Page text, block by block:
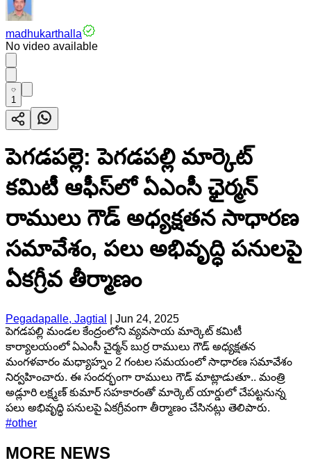
madhukarthalla
No video available
1
పెగడపల్లె: పెగడపల్లి మార్కెట్
కమిటీ ఆఫీస్‌లో ఏఎంసీ ఛైర్మన్
రాములు గౌడ్ అధ్యక్షతన సాధారణ
సమావేశం, పలు అభివృద్ధి పనులపై
ఏకగ్రీవ తీర్మాణం
Pegadapalle, Jagtial
Jun 24, 2025
పెగడపల్లి మండల కేంద్రంలోని వ్యవసాయ మార్కెట్ కమిటీ
కార్యాలయంలో ఏఎంసీ చైర్మన్ బుర్ర రాములు గౌడ్ అధ్యక్షతన
మంగళవారం మధ్యాహ్నం 2 గంటల సమయంలో సాధారణ సమావేశం
నిర్వహించారు. ఈ సందర్భంగా రాములు గౌడ్ మాట్లాడుతూ.. మంత్రి
అడ్లూరి లక్ష్మణ్ కుమార్ సహకారంతో మార్కెట్ యార్డులో చేపట్టనున్న
పలు అభివృద్ధి పనులపై ఏకగ్రీవంగా తీర్మాణం చేసినట్లు తెలిపారు.
#other
MORE NEWS